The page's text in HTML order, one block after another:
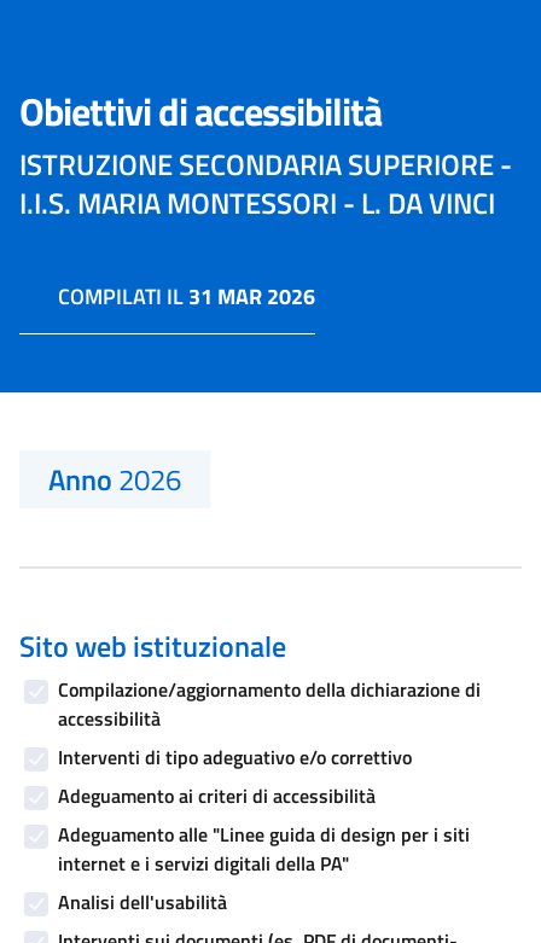
Obiettivi di accessibilità
ISTRUZIONE SECONDARIA SUPERIORE -
I.I.S. MARIA MONTESSORI - L. DA VINCI
COMPILATI IL31 MAR 2026
Anno2026
Sito web istituzionale
Compilazione/aggiornamento della dichiarazione di
accessibilità
Interventi di tipo adeguativo e/o correttivo
Adeguamento ai criteri di accessibilità
Adeguamento alle "Linee guida di design per i siti
internet e i servizi digitali della PA"
Analisi dell'usabilità